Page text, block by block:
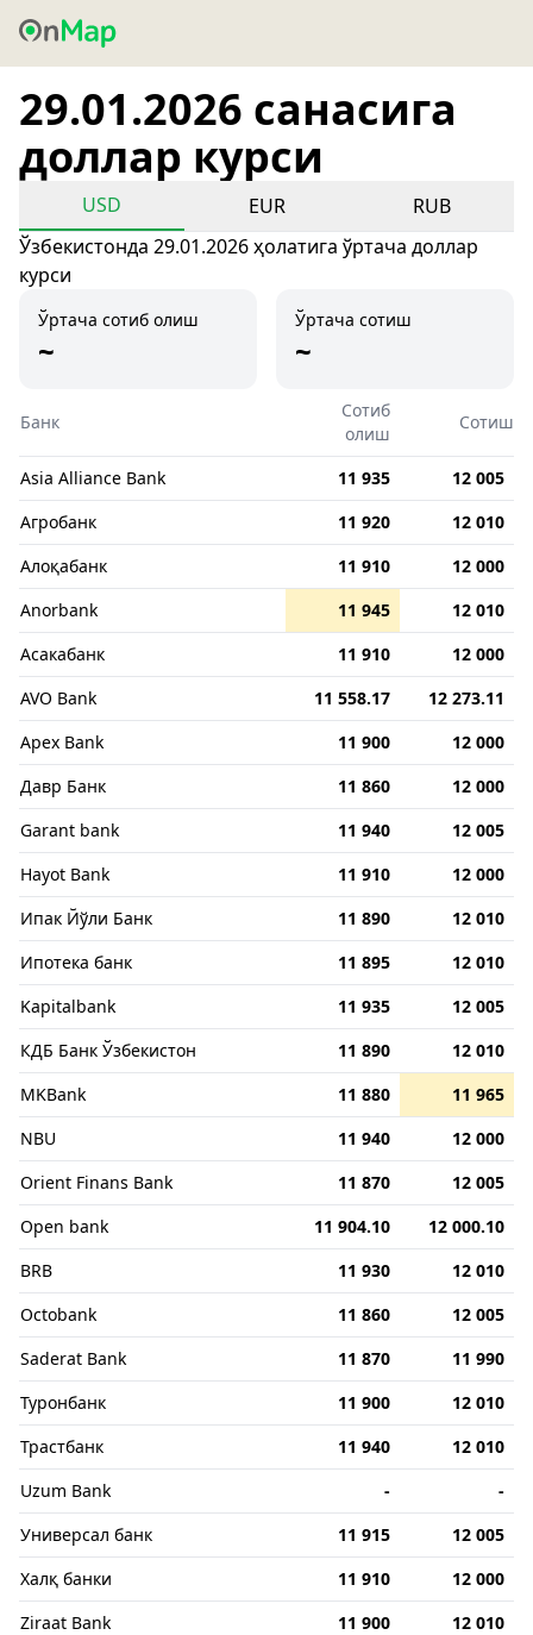
29.01.2026 санасига
доллар курси
USD EUR
RUB
Ўзбекистонда 29.01.2026 ҳолатига ўртача доллар
курси
Ўртача сотиб олиш
~
Ўртача сотиш
~
Банк
Сотиб
олиш
Сотиш
Asia Alliance Bank 11 935
12 005
Агробанк
11 920
12 010
Алоқабанк
11 910
12 000
Anorbank
11 945
12 010
Асакабанк
11 910
12 000
AVO Bank
11 558.17
12 273.11
Apex Bank
11 900
12 000
Давр Банк
11 860
12 000
Garant bank
11 940
12 005
Hayot Bank
11 910
12 000
Ипак Йўли Банк
11 890
12 010
Ипотека банк
11 895
12 010
Kapitalbank
11 935
12 005
КДБ Банк Ўзбекистон
11 890
12 010
MKBank
11 880
11 965
NBU
11 940
12 000
Orient Finans Bank
11 870
12 005
Open bank
11 904.10
12 000.10
BRB
11 930
12 010
Octobank
11 860
12 005
Saderat Bank
11 870
11 990
Туронбанк
11 900
12 010
Трастбанк
11 940
12 010
Uzum Bank
-
-
Универсал банк
11 915
12 005
Халқ банки
11 910
12 000
Ziraat Bank
11 900
12 010